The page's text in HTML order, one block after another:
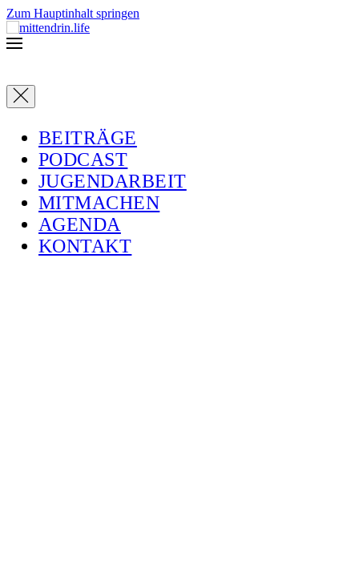
Zum Hauptinhalt springen
BEITRÄGE
PODCAST
JUGENDARBEIT
MITMACHEN
AGENDA
KONTAKT